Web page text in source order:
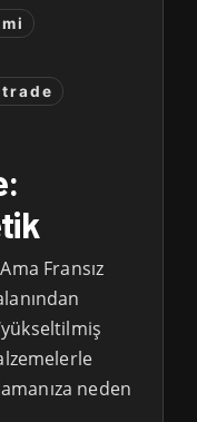
Fransız
neden